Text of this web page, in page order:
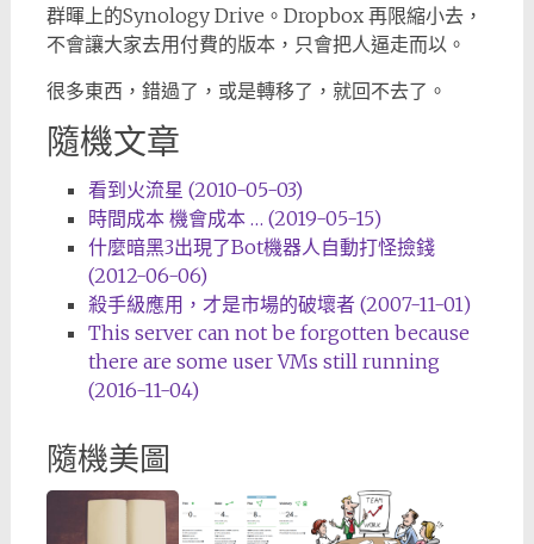
群暉上的Synology Drive。Dropbox 再限縮小去，
不會讓大家去用付費的版本，只會把人逼走而以。
很多東西，錯過了，或是轉移了，就回不去了。
隨機文章
看到火流星 (2010-05-03)
時間成本 機會成本 … (2019-05-15)
什麼暗黑3出現了Bot機器人自動打怪撿錢
(2012-06-06)
殺手級應用，才是市場的破壞者 (2007-11-01)
This server can not be forgotten because
there are some user VMs still running
(2016-11-04)
隨機美圖